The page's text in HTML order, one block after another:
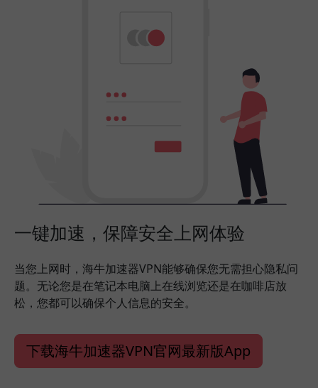
一键加速，保障安全上网体验
当您上网时，海牛加速器VPN能够确保您无需担心隐私问
题。无论您是在笔记本电脑上在线浏览还是在咖啡店放
松，您都可以确保个人信息的安全。
下载海牛加速器VPN官网最新版App